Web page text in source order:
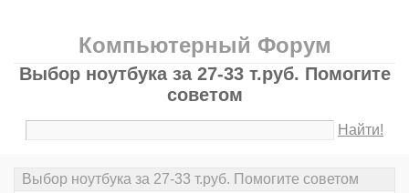
Компьютерный Форум
Выбор ноутбука за 27-33 т.руб. Помогите
советом
Найти!
Выбор ноутбука за 27-33 т.руб. Помогите советом